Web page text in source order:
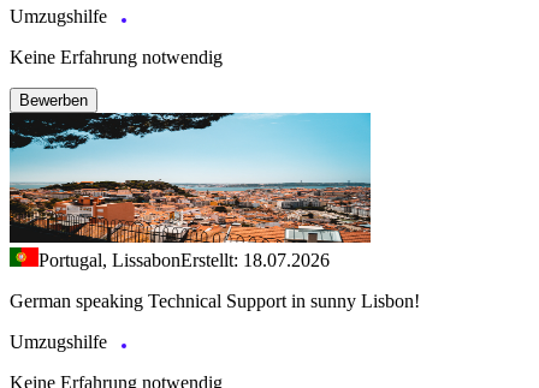
Umzugshilfe
Keine Erfahrung notwendig
Bewerben
Portugal, LissabonErstellt: 18.07.2026
German speaking Technical Support in sunny Lisbon!
Umzugshilfe
Keine Erfahrung notwendig